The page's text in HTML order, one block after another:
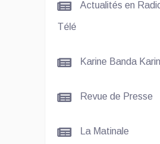
Tandhum
Cour'an
CULTURE
ET
Nady
Actualités en
Télé
Karine Banda
Revue de Presse
La Matinale